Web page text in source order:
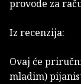
provode za
Iz recenzija:
Ovaj će
mladim)